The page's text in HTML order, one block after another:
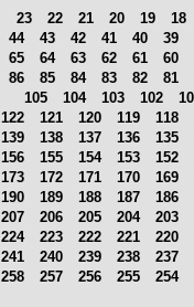
18
19
20
21
22
23
39
40
41
42
43
44
60
61
62
63
64
65
81
82
83
84
85
86
102
103
104
105
118
119
120
121
122
135
136
137
138
139
152
153
154
155
156
169
170
171
172
173
186
187
188
189
190
203
204
205
206
207
220
221
222
223
224
237
238
239
240
241
254
255
256
257
258